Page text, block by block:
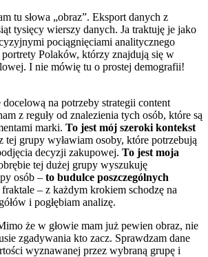
tu słowa „obraz”. Eksport danych z
tysięcy wierszy danych. Ja traktuję je jako
pociągnięciami analitycznego
Polaków, którzy znajdują się w
I nie mówię tu o prostej demografii!
na potrzeby strategii content
z reguły od znalezienia tych osób, które są
marki. To jest mój szeroki kontekst
tej grupy wyławiam osoby, które potrzebują
decyzji zakupowej. To jest moja
tej dużej grupy wyszukuję
osób – to budulce poszczególnych
– z każdym krokiem schodzę na
i pogłębiam analizę.
że w głowie mam już pewien obraz, nie
zgadywania kto zacz. Sprawdzam dane
wyznawanej przez wybraną grupę i